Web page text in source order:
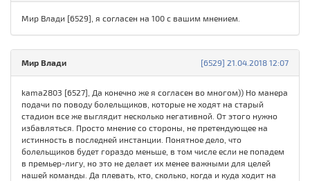
Мир Влади [6529], я согласен на 100 с вашим мнением.
[6529] 21.04.2018 12:07
Мир Влади
kama2803 [6527], Да конечно же я согласен во многом)) Но манера
подачи по поводу болельщиков, которые не ходят на старый
стадион все же выглядит несколько негативной. От этого нужно
избавляться. Просто мнение со стороны, не претендующее на
истинность в последней инстанции. Понятное дело, что
болельщиков будет гораздо меньше, в том числе если не попадем
в премьер-лигу, но это не делает их менее важными для целей
нашей команды. Да плевать, кто, сколько, когда и куда ходит на